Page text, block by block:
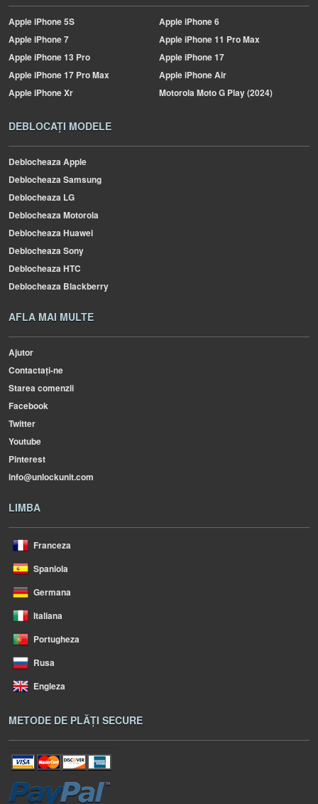
AppleiPhone 5S AppleiPhone 6
AppleiPhone 7 AppleiPhone 11 Pro Max
AppleiPhone 13 Pro AppleiPhone 17
AppleiPhone 17 Pro Max AppleiPhone Air
AppleiPhone Xr MotorolaMoto G Play (2024)
DEBLOCAȚI MODELE
Deblocheaza Apple
Deblocheaza Samsung
Deblocheaza LG
Deblocheaza Motorola
Deblocheaza Huawei
Deblocheaza Sony
Deblocheaza HTC
Deblocheaza Blackberry
AFLA MAI MULTE
Ajutor
Contactați-ne
Starea comenzii
Facebook
Twitter
Youtube
Pinterest
info@unlockunit.com
LIMBA
Franceza
Spaniola
Germana
Italiana
Portugheza
Rusa
Engleza
METODE DE PLĂȚI SECURE